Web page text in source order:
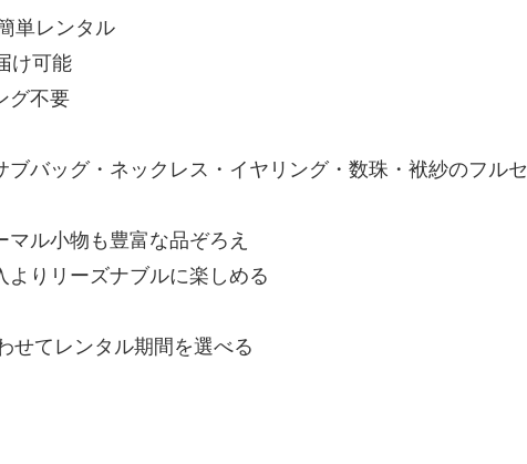
単レンタル
け可能
グ不要
バッグ・ネックレス・イヤリング・数珠・袱紗のフルセ
ル小物も豊富な品ぞろえ
りリーズナブルに楽しめる
せてレンタル期間を選べる